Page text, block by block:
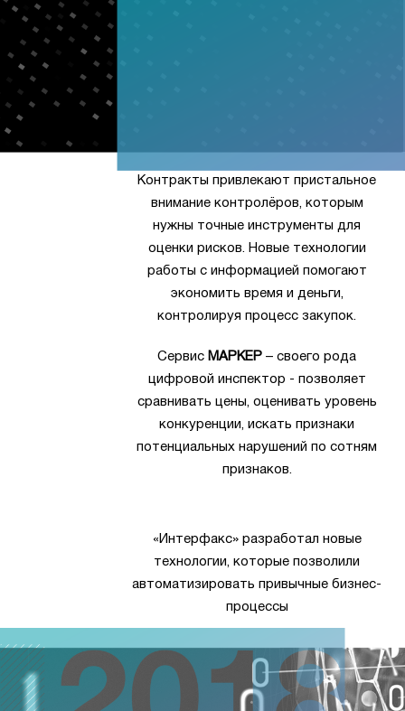
Контракты привлекают пристальное
внимание контролёров, которым
нужны точные инструменты для
оценки рисков. Новые технологии
работы с информацией помогают
экономить время и деньги,
контролируя процесс закупок.
Сервис МАРКЕР – своего рода
цифровой инспектор - позволяет
сравнивать цены, оценивать уровень
конкуренции, искать признаки
потенциальных нарушений по сотням
признаков.
«Интерфакс» разработал новые
технологии, которые позволили
автоматизировать привычные бизнес-
процессы